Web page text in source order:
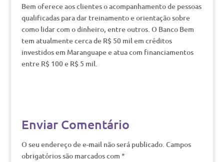
Bem oferece aos clientes o acompanhamento de pessoas
qualificadas para dar treinamento e orientação sobre
como lidar com o dinheiro, entre outros. O Banco Bem
tem atualmente cerca de R$ 50 mil em créditos
investidos em Maranguape e atua com financiamentos
entre R$ 100 e R$ 5 mil.
Enviar Comentário
O seu endereço de e-mail não será publicado. Campos
obrigatórios são marcados com *